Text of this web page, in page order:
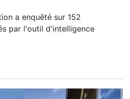
a enquêté sur 152
par l'outil d'intelligence